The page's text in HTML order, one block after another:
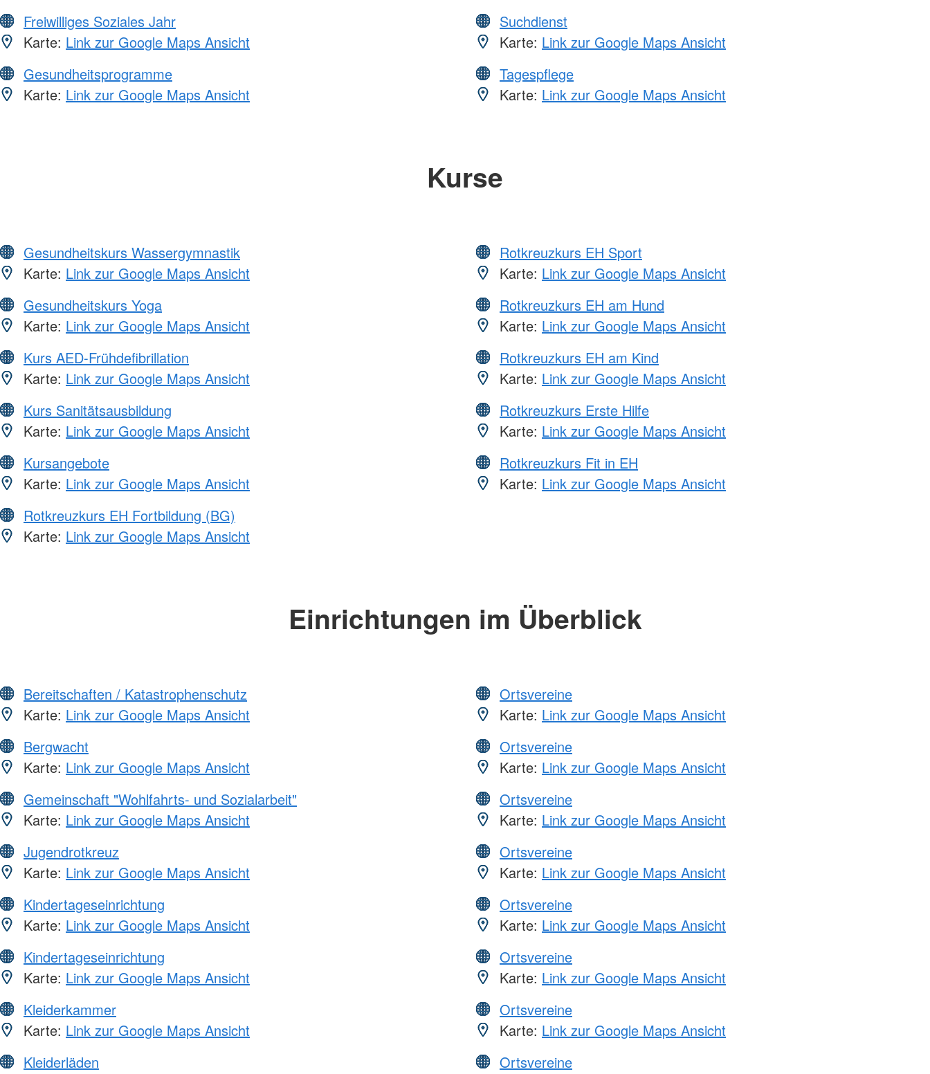
Freiwilliges Soziales Jahr
Karte: Link zur Google Maps Ansicht
Gesundheitsprogramme
Karte: Link zur Google Maps Ansicht
Suchdienst
Karte: Link zur Google Maps Ansicht
Tagespflege
Karte: Link zur Google Maps Ansicht
Kurse
Gesundheitskurs Wassergymnastik
Karte: Link zur Google Maps Ansicht
Gesundheitskurs Yoga
Karte: Link zur Google Maps Ansicht
Kurs AED-Frühdefibrillation
Karte: Link zur Google Maps Ansicht
Kurs Sanitätsausbildung
Karte: Link zur Google Maps Ansicht
Kursangebote
Karte: Link zur Google Maps Ansicht
Rotkreuzkurs EH Fortbildung (BG)
Karte: Link zur Google Maps Ansicht
Rotkreuzkurs EH Sport
Karte: Link zur Google Maps Ansicht
Rotkreuzkurs EH am Hund
Karte: Link zur Google Maps Ansicht
Rotkreuzkurs EH am Kind
Karte: Link zur Google Maps Ansicht
Rotkreuzkurs Erste Hilfe
Karte: Link zur Google Maps Ansicht
Rotkreuzkurs Fit in EH
Karte: Link zur Google Maps Ansicht
Einrichtungen im Überblick
Bereitschaften / Katastrophenschutz
Karte: Link zur Google Maps Ansicht
Bergwacht
Karte: Link zur Google Maps Ansicht
Gemeinschaft "Wohlfahrts- und Sozialarbeit"
Karte: Link zur Google Maps Ansicht
Jugendrotkreuz
Karte: Link zur Google Maps Ansicht
Kindertageseinrichtung
Karte: Link zur Google Maps Ansicht
Kindertageseinrichtung
Karte: Link zur Google Maps Ansicht
Kleiderkammer
Karte: Link zur Google Maps Ansicht
Kleiderläden
Ortsvereine
Karte: Link zur Google Maps Ansicht
Ortsvereine
Karte: Link zur Google Maps Ansicht
Ortsvereine
Karte: Link zur Google Maps Ansicht
Ortsvereine
Karte: Link zur Google Maps Ansicht
Ortsvereine
Karte: Link zur Google Maps Ansicht
Ortsvereine
Karte: Link zur Google Maps Ansicht
Ortsvereine
Karte: Link zur Google Maps Ansicht
Ortsvereine